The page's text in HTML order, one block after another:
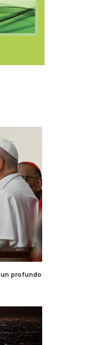
profundo